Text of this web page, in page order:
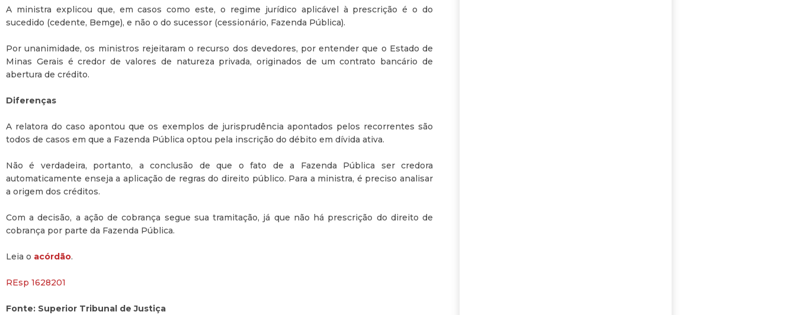
A ministra explicou que, em casos como este, o regime jurídico aplicável à prescrição é o do
sucedido (cedente, Bemge), e não o do sucessor (cessionário, Fazenda Pública).
Por unanimidade, os ministros rejeitaram o recurso dos devedores, por entender que o Estado de
Minas Gerais é credor de valores de natureza privada, originados de um contrato bancário de
abertura de crédito.
Diferenças
A relatora do caso apontou que os exemplos de jurisprudência apontados pelos recorrentes são
todos de casos em que a Fazenda Pública optou pela inscrição do débito em dívida ativa.
Não é verdadeira, portanto, a conclusão de que o fato de a Fazenda Pública ser credora
automaticamente enseja a aplicação de regras do direito público. Para a ministra, é preciso analisar
a origem dos créditos.
Com a decisão, a ação de cobrança segue sua tramitação, já que não há prescrição do direito de
cobrança por parte da Fazenda Pública.
Leia o acórdão.
REsp 1628201
Fonte: Superior Tribunal de Justiça